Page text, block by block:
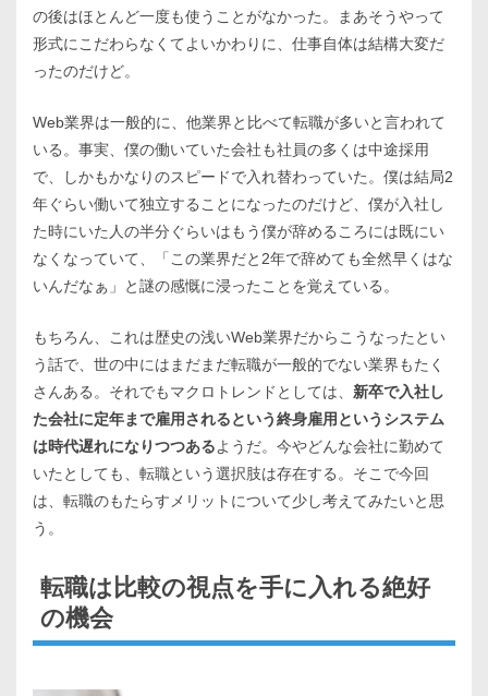
の後はほとんど一度も使うことがなかった。まあそうやって
形式にこだわらなくてよいかわりに、仕事自体は結構大変だ
ったのだけど。
Web業界は一般的に、他業界と比べて転職が多いと言われて
いる。事実、僕の働いていた会社も社員の多くは中途採用
で、しかもかなりのスピードで入れ替わっていた。僕は結局2
年ぐらい働いて独立することになったのだけど、僕が入社し
た時にいた人の半分ぐらいはもう僕が辞めるころには既にい
なくなっていて、「この業界だと2年で辞めても全然早くはな
いんだなぁ」と謎の感慨に浸ったことを覚えている。
もちろん、これは歴史の浅いWeb業界だからこうなったとい
う話で、世の中にはまだまだ転職が一般的でない業界もたく
さんある。それでもマクロトレンドとしては、 新卒で入社し
た会社に定年まで雇用されるという終身雇用というシステム
は時代遅れになりつつあるようだ。今やどんな会社に勤めて
いたとしても、転職という選択肢は存在する。そこで今回
は、転職のもたらすメリットについて少し考えてみたいと思
う。
転職は比較の視点を手に入れる絶好
の機会